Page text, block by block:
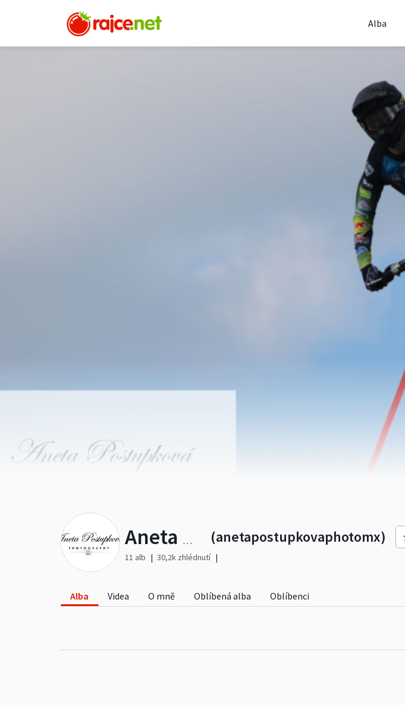
Alba
Aneta Postupková Photography (anetapostupkovaphotomx)
11 alb
30,2k zhlédnutí
Alba Videa O mně Oblíbená alba Oblíbenci